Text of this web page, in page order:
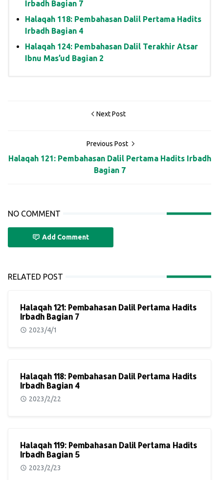
Irbadh Bagian 7
Halaqah 118: Pembahasan Dalil Pertama Hadits
Irbadh Bagian 4
Halaqah 124: Pembahasan Dalil Terakhir Atsar
Ibnu Mas’ud Bagian 2
Next Post
Previous Post
Halaqah 121: Pembahasan Dalil Pertama Hadits Irbadh
Bagian 7
NO COMMENT
Add Comment
RELATED POST
Halaqah 121: Pembahasan Dalil Pertama Hadits
Irbadh Bagian 7
2023/4/1
Halaqah 118: Pembahasan Dalil Pertama Hadits
Irbadh Bagian 4
2023/2/22
Halaqah 119: Pembahasan Dalil Pertama Hadits
Irbadh Bagian 5
2023/2/23